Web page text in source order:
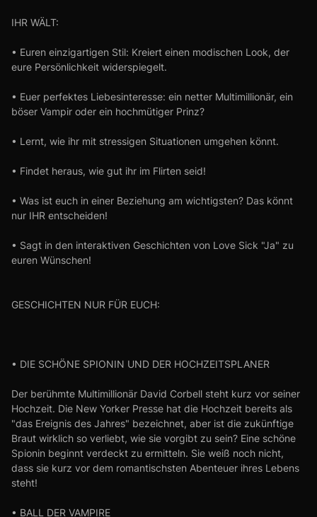
IHR WÄLT:
• Euren einzigartigen Stil: Kreiert einen modischen Look, der
eure Persönlichkeit widerspiegelt.
• Euer perfektes Liebesinteresse: ein netter Multimillionär, ein
böser Vampir oder ein hochmütiger Prinz?
• Lernt, wie ihr mit stressigen Situationen umgehen könnt.
• Findet heraus, wie gut ihr im Flirten seid!
• Was ist euch in einer Beziehung am wichtigsten? Das könnt
nur IHR entscheiden!
• Sagt in den interaktiven Geschichten von Love Sick "Ja" zu
euren Wünschen!
GESCHICHTEN NUR FÜR EUCH:
• DIE SCHÖNE SPIONIN UND DER HOCHZEITSPLANER
Der berühmte Multimillionär David Corbell steht kurz vor seiner
Hochzeit. Die New Yorker Presse hat die Hochzeit bereits als
"das Ereignis des Jahres" bezeichnet, aber ist die zukünftige
Braut wirklich so verliebt, wie sie vorgibt zu sein? Eine schöne
Spionin beginnt verdeckt zu ermitteln. Sie weiß noch nicht,
dass sie kurz vor dem romantischsten Abenteuer ihres Lebens
steht!
• BALL DER VAMPIRE